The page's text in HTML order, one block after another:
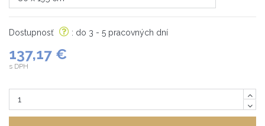
Dostupnosť : do 3 - 5 pracovných dní
137,17 €
s DPH